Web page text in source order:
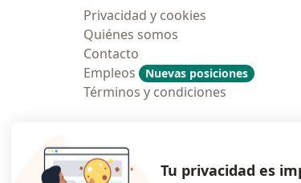
Privacidad y cookies
Quiénes somos
Contacto
Empleos
Nuevas posiciones
Términos y condiciones
Tu privacidad es